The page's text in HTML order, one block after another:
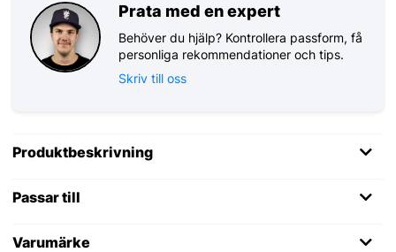
Prata med en expert
Behöver du hjälp? Kontrollera passform, få
personliga rekommendationer och tips.
Skriv till oss
Produktbeskrivning
Passar till
Varumärke